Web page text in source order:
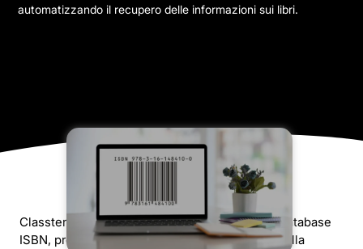
automatizzando il recupero delle informazioni sui libri.
Classter offre una perfetta integrazione con il database
ISBN, progettata per semplificare la gestione della